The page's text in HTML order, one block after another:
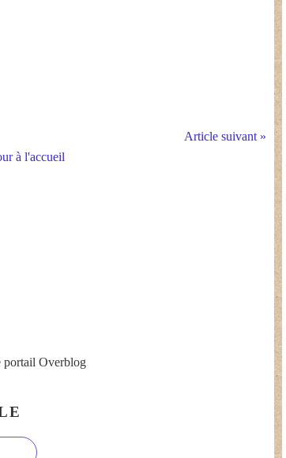
Article suivant »
à l'accueil
portail Overblog